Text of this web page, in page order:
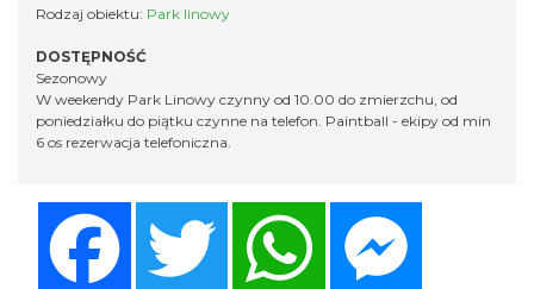
Rodzaj obiektu: Park linowy
DOSTĘPNOŚĆ
Sezonowy
W weekendy Park Linowy czynny od 10.00 do zmierzchu, od
poniedziałku do piątku czynne na telefon. Paintball - ekipy od min
6 os rezerwacja telefoniczna.
Twitter WhatsApp